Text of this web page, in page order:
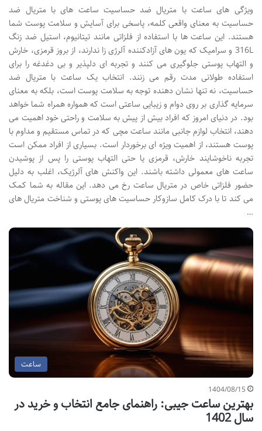
ویژگی های ساعت با متریال ضد حساسیت ساعت های با متریال ضد
حساسیت به معنای واقعی کلمه، پاسخی برای آسایش و سلامت پوست شما
هستند. این ساعت ها با استفاده از فلزاتی مانند تیتانیوم، استیل ضد زنگ
316L و سرامیک که یون های آزادکننده آلرژی زا ندارند، از بروز قرمزی، خارش
و التهاب پوستی جلوگیری می کنند و تجربه ای دلپذیر و بی دغدغه را برای
استفاده طولانی مدت رقم می زنند. انتخاب یک ساعت با متریال ضد
حساسیت، نه تنها نشان دهنده توجه به سلامت پوست است، بلکه به معنای
سرمایه گذاری بر روی دوام و زیبایی ساعتی است که همواره همراه شما خواهد
بود. در دنیای امروز که افراد بیش از پیش به سلامت و راحتی خود اهمیت می
دهند، انتخاب لوازم جانبی مانند ساعت مچی که در تماس مستقیم و مداوم با
پوست هستند، از اهمیت ویژه ای برخوردار است. بسیاری از افراد ممکن است
تجربه ناخوشایند خارش، قرمزی یا حتی التهاب پوستی را پس از پوشیدن
ساعت های معمولی داشته باشند. این واکنش های آلرژیک، اغلب به دلیل
حضور فلزاتی خاص در متریال ساعت رخ می دهد. این مقاله به شما کمک
می کند تا با درک کامل سازوکار حساسیت های پوستی و شناخت متریال های
…
ساعت
1404/08/15
بهترین ساعت جیبی: راهنمای جامع انتخاب و خرید در
سال 1402